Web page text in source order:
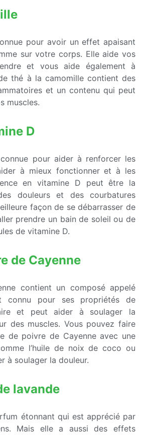
pour avoir un effet apaisant
sur votre corps. Elle aide vos
et vous aide également à
thé à la camomille contient des
et un contenu qui peut
muscles.
D
pour aider à renforcer les
à mieux fonctionner et à les
en vitamine D peut être la
douleurs et des courbatures
façon de se débarrasser de
prendre un bain de soleil ou de
de vitamine D.
de Cayenne
contient un composé appelé
connu pour ses propriétés de
et peut aider à soulager la
des muscles. Vous pouvez faire
de poivre de Cayenne avec une
l’huile de noix de coco ou
à soulager la douleur.
lavande
étonnant qui est apprécié par
Mais elle a aussi des effets